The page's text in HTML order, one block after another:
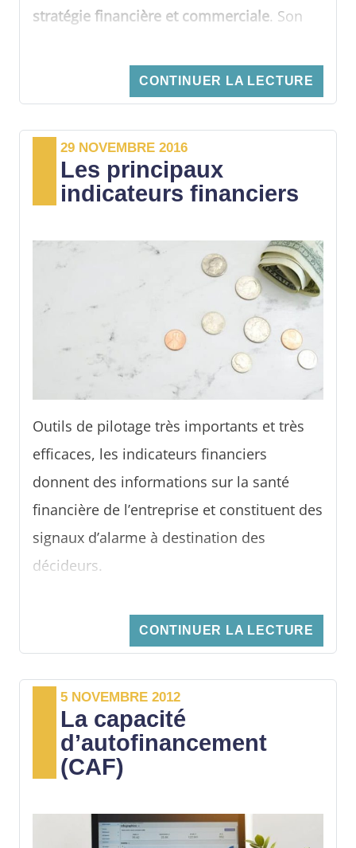
stratégie financière et commerciale. Son
légère. D’ailleurs, en sollicitant l’expertise
d’un spécialiste, vous pouvez acquérir un
modèle soigné, clair, parfaitement
structuré, convaincant et complet. Bien
évidemment, solliciter l’accompagnement
d’une legaltech, d’un expert-comptable,
d’un consultant spécialisé... a un coût.
Plusieurs options se présentent toutefois à
vous si vous souhaitez obtenir un business
plan gratuit. Tout de suite les détails.
CONTINUER LA LECTURE
29 NOVEMBRE 2016
Les principaux
indicateurs financiers
Outils de pilotage très importants et très
efficaces, les indicateurs financiers
donnent des informations sur la santé
financière de l’entreprise et constituent des
signaux d’alarme à destination des
décideurs.
on distingue deux grandes catégories : les
de trésorerie.
CONTINUER LA LECTURE
5 NOVEMBRE 2012
La capacité
d’autofinancement
(CAF)